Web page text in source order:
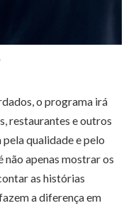
o programa irá
restaurantes e outros
qualidade e pelo
apenas mostrar os
as histórias
a diferença em